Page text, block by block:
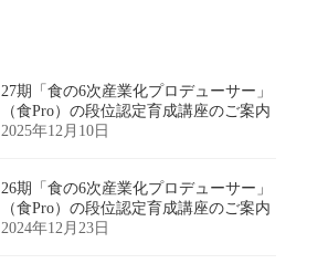
27期「食の6次産業化プロデューサー」
（食Pro）の段位認定育成講座のご案内
2025年12月10日
26期「食の6次産業化プロデューサー」
（食Pro）の段位認定育成講座のご案内
2024年12月23日